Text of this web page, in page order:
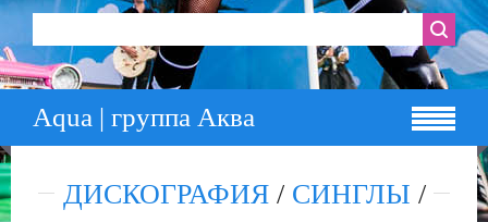
Aqua | группа Аква
ДИСКОГРАФИЯ/ СИНГЛЫ /